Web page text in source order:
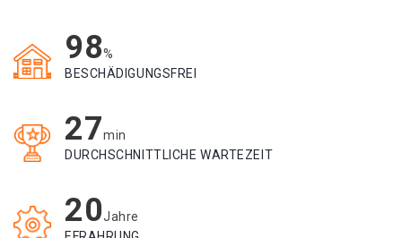
98%
BESCHÄDIGUNGSFREI
27min
DURCHSCHNITTLICHE WARTEZEIT
20Jahre